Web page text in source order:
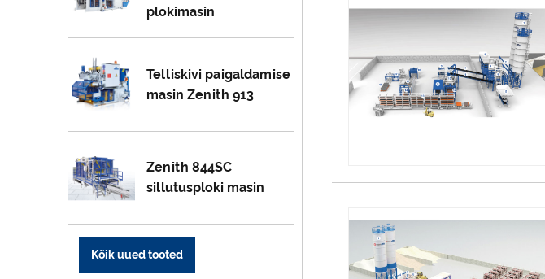
plokimasin
Telliskivi paigaldamise
masin Zenith 913
Zenith 844SC
sillutusploki masin
Kõik uued tooted